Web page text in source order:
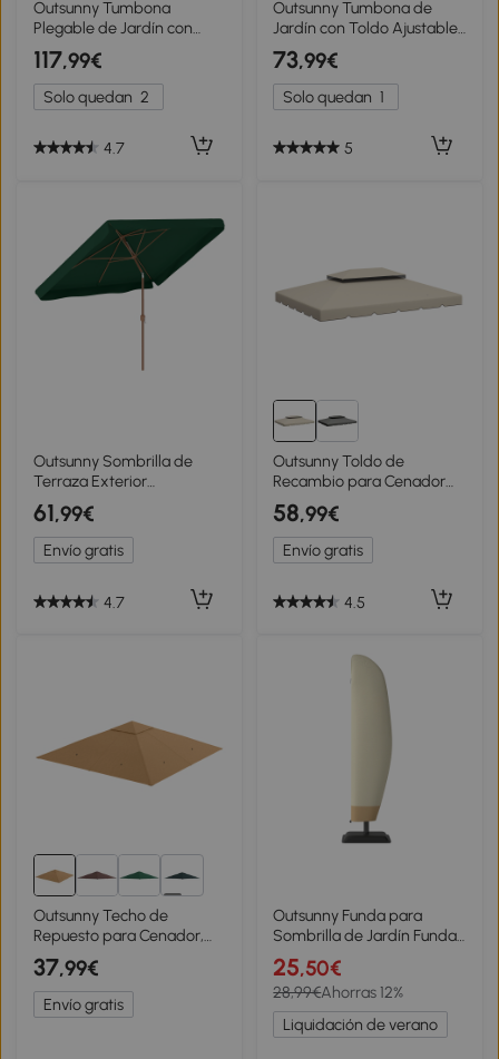
Outsunny Tumbona
Plegable de Jardín con
Respaldo Ajustable en 7
Posiciones Cojín Cuerpo
Entero y Cabeza
137x63,5x100,5 cm Gris
117,99€
Solo quedan 2
4.7
Outsunny Tumbona de
Jardín con Toldo Ajustable
Respaldo Regulable en 4
Niveles Reposacabezas
para Terraza 70x200x45
cm Crema
73,99€
Solo quedan 1
5
Outsunny Sombrilla de
Terraza Exterior
300x200x245 cm con
Ángulo Ajustable Mástil de
Aluminio Manivela y
Protección UV 50+ Verde
61,99€
Envío gratis
4.7
Outsunny Toldo de
Recambio para Cenador
4x3 m con Techo Doble
Orificios de Drenaje Solo
Toldo NO Incluye Marco
Beige
58,99€
Envío gratis
4.5
2+
Outsunny Techo de
Repuesto para Cenador,
3x3 m, Cubierta de
Repuesto con 8 Orificios de
Drenaje, Ventilación y
Protección UV, SOLO Toldo
37,99€
Envío gratis
Outsunny Funda para
Sombrilla de Jardín Funda
para Parasol Impermeable
Tela Oxford 600D Cubierta
de Parasol con Cremallera
para Jardín Exterior
Ø56x220 cm Beige
25,50€
28,99€Ahorras 12%
Liquidación de verano